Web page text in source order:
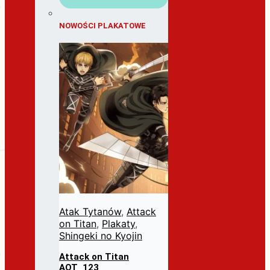
NOWOŚCI PLAKATOWE
Atak Tytanów, Attack
on Titan, Plakaty,
Shingeki no Kyojin
Attack on Titan
AOT_123